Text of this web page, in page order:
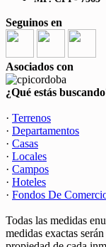
Seguinos en
Asociados con
¿Qué estás
· Terrenos
· Departamentos
· Casas
· Locales
· Campos
· Hoteles
· Fondos De
Todas las medidas
medidas exactas